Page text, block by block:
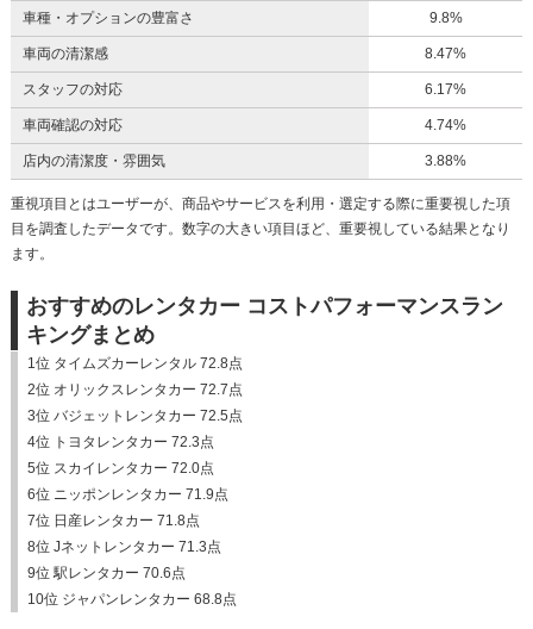
車種・オプションの豊富さ 9.8%
車両の清潔感 8.47%
スタッフの対応 6.17%
車両確認の対応 4.74%
店内の清潔度・雰囲気 3.88%
重視項目とはユーザーが、商品やサービスを利用・選定する際に重要視した項
目を調査したデータです。数字の大きい項目ほど、重要視している結果となり
ます。
おすすめのレンタカー コストパフォーマンスラン
キングまとめ
1位 タイムズカーレンタル 72.8点
2位 オリックスレンタカー 72.7点
3位 バジェットレンタカー 72.5点
4位 トヨタレンタカー 72.3点
5位 スカイレンタカー 72.0点
6位 ニッポンレンタカー 71.9点
7位 日産レンタカー 71.8点
8位 Jネットレンタカー 71.3点
9位 駅レンタカー 70.6点
10位 ジャパンレンタカー 68.8点